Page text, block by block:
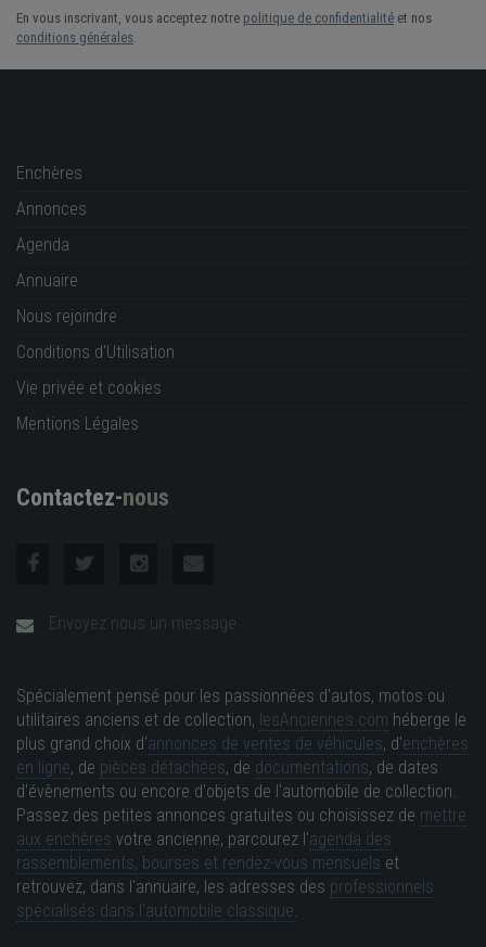
En vous inscrivant, vous acceptez notre politique de confidentialité et nos
conditions générales.
Enchères
Annonces
Agenda
Annuaire
Nous rejoindre
Conditions d'Utilisation
Vie privée et cookies
Mentions Légales
Contactez-nous
Envoyez nous un message
Spécialement pensé pour les passionnées d'autos, motos ou
utilitaires anciens et de collection, lesAnciennes.com héberge le
plus grand choix d'annonces de ventes de véhicules, d'enchères
en ligne, de pièces détachées, de documentations, de dates
d'évènements ou encore d'objets de l'automobile de collection.
Passez des petites annonces gratuites ou choisissez de mettre
aux enchères votre ancienne, parcourez l'agenda des
rassemblements, bourses et rendez-vous mensuels et
retrouvez, dans l'annuaire, les adresses des professionnels
spécialisés dans l'automobile classique.